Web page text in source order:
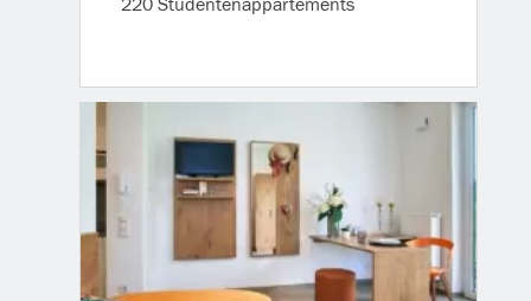
220 Studentenappartements